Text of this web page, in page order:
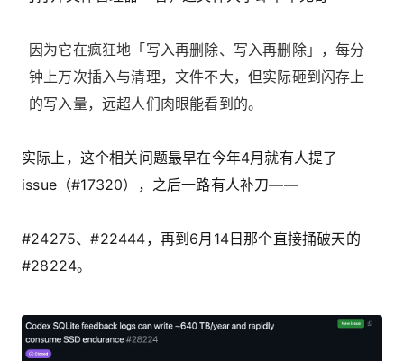
因为它在疯狂地「写入再删除、写入再删除」，每分
钟上万次插入与清理，文件不大，但实际砸到闪存上
的写入量，远超人们肉眼能看到的。
实际上，这个相关问题最早在今年4月就有人提了
issue（#17320），之后一路有人补刀——
#24275、#22444，再到6月14日那个直接捅破天的
#28224。